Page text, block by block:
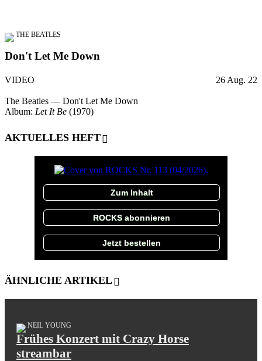
THE BEATLES
Don't Let Me Down
VIDEO 26 Aug. 22
The Beatles — Don't Let Me Down
Album: Let It Be (1970)
AKTUELLES HEFT
Zum Inhalt
ROCKS abonnieren
Jetzt bestellen
ÄHNLICHE ARTIKEL
NEIL YOUNG
Frühes Konzert mit Crazy Horse
streambar